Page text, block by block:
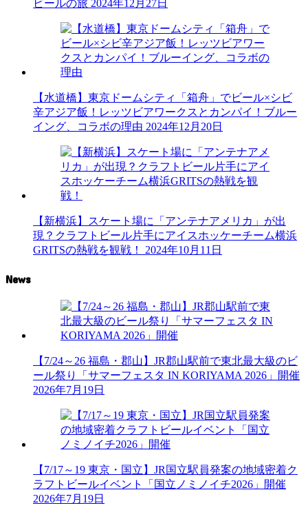
ビールの旅 2024年12月27日
【水道橋】東京ドームシティ「箱舟」でビール×シビ
辛アジア飯！レッツビアワークスとカンパイ！ブルー
イング、コラボの理由 2024年12月20日
【新横浜】スケート場に「アンテナアメリカ」が出
現？クラフトビール片手にアイスホッケーチーム横浜
GRITSの熱戦を観戦！
2024年10月11日
News
【7/24～26 福島・郡山】JR郡山駅前で東北最大級のビ
ール祭り「サマーフェスタ IN KORIYAMA 2026」開催
2026年7月19日
【7/17～19 東京・国立】JR国立駅員発案の地域密着ク
ラフトビールイベント「国立ノミノイチ2026」開催
2026年7月19日